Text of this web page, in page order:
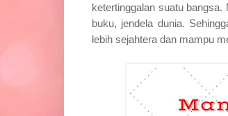
ketertinggalan suatu
buku, jendela dunia.
lebih sejahtera dan mampu